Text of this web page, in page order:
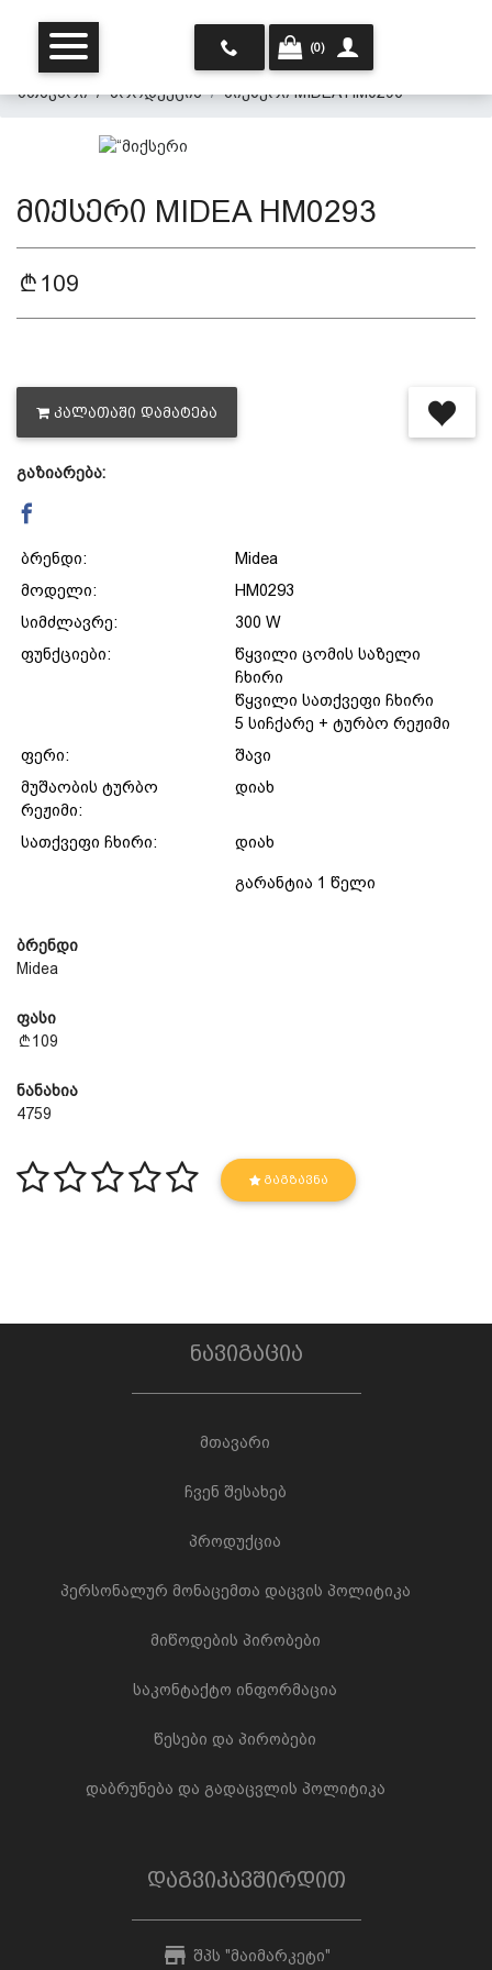
მთავარი
პროდუქცია
პერსონალურ მონაცემთა
დაცვის პოლიტიკა
მიწოდების პირობები
საკონტაქტო ინფორმაცია
წესები და პირობები
დაბრუნება და გადაცვლის
(0)
მთავარი პროდუქცია მიქსერი MIDEA HM0293
მიქსერი MIDEA HM0293
109
ᲙᲐᲚᲐᲗᲐᲨᲘ ᲓᲐᲛᲐᲢᲔᲑᲐ
გაზიარება:
ბრენდი:
Midea
მოდელი:
HM0293
სიმძლავრე:
300 W
ფუნქციები:
წყვილი ცომის საზელი
ჩხირი
წყვილი სათქვეფი ჩხირი
5 სიჩქარე + ტურბო რეჟიმი
ფერი:
შავი
მუშაობის ტურბო
რეჟიმი:
დიახ
სათქვეფი ჩხირი: დიახ
გარანტია 1 წელი
ბრენდი
Midea
ფასი
109
ნანახია
4759
ᲒᲐᲒᲖᲐᲕᲜᲐ
ნავიგაცია
მთავარი
ჩვენ შესახებ
პროდუქცია
პერსონალურ მონაცემთა დაცვის პოლიტიკა
მიწოდების პირობები
საკონტაქტო ინფორმაცია
წესები და პირობები
დაბრუნება და გადაცვლის პოლიტიკა
დაგვიკავშირდით
შპს "მაიმარკეტი"